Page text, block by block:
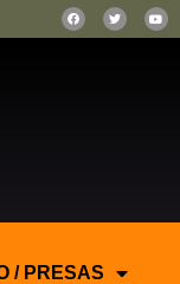
/ PRESAS